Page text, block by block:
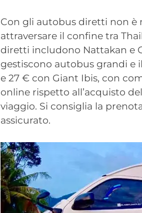
Con gli autobus diretti non è
attraversare il confine tra
diretti includono Nattakan e
gestiscono autobus grandi e
e 27 € con Giant Ibis, con
online rispetto all’acquisto
viaggio. Si consiglia la
assicurato.